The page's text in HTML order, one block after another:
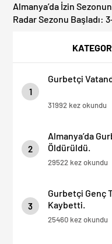
1
Gurbetçi
31992 kez okundu
2
Almanya’da
Öldürüldü.
29522 kez okundu
3
Gurbetçi Genç
Kaybetti.
25460 kez okundu
Almanya’da İzin
Radar Sezonu Başladı:
Denetimi Yapılacak!